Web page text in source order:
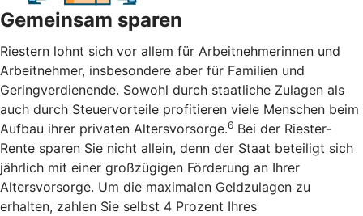
Gemeinsam sparen
Riestern lohnt sich vor allem für Arbeitnehmerinnen und
Arbeitnehmer, insbesondere aber für Familien und
Geringverdienende. Sowohl durch staatliche Zulagen als
auch durch Steuervorteile profitieren viele Menschen beim
Aufbau ihrer privaten Altersvorsorge.6 Bei der Riester-
Rente sparen Sie nicht allein, denn der Staat beteiligt sich
jährlich mit einer großzügigen Förderung an Ihrer
Altersvorsorge. Um die maximalen Geldzulagen zu
erhalten, zahlen Sie selbst 4 Prozent Ihres